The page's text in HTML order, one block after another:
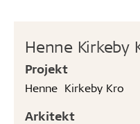
Henne Kirkeby
Projekt
Henne Kirkeby Kro
Arkitekt